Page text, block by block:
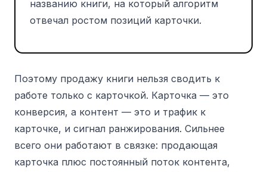
названию книги, на который алгоритм
отвечал ростом позиций карточки.
Поэтому продажу книги нельзя сводить к
работе только с карточкой. Карточка — это
конверсия, а контент — это и трафик к
карточке, и сигнал ранжирования. Сильнее
всего они работают в связке: продающая
карточка плюс постоянный поток контента,